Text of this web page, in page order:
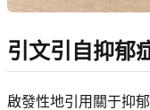
引文引自抑郁
啟發性地引用關于抑